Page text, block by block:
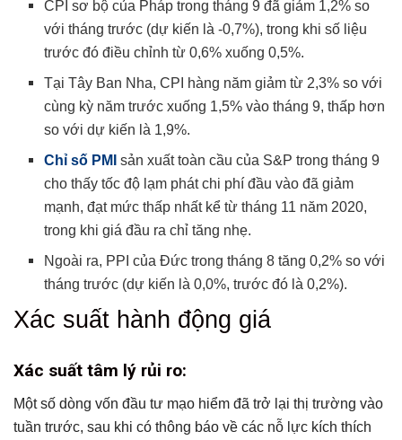
CPI sơ bộ của Pháp trong tháng 9 đã giảm 1,2% so
với tháng trước (dự kiến là -0,7%), trong khi số liệu
trước đó điều chỉnh từ 0,6% xuống 0,5%.
Tại Tây Ban Nha, CPI hàng năm giảm từ 2,3% so với
cùng kỳ năm trước xuống 1,5% vào tháng 9, thấp hơn
so với dự kiến là 1,9%.
Chỉ số PMI sản xuất toàn cầu của S&P trong tháng 9
cho thấy tốc độ lạm phát chi phí đầu vào đã giảm
mạnh, đạt mức thấp nhất kể từ tháng 11 năm 2020,
trong khi giá đầu ra chỉ tăng nhẹ.
Ngoài ra, PPI của Đức trong tháng 8 tăng 0,2% so với
tháng trước (dự kiến là 0,0%, trước đó là 0,2%).
Xác suất hành động giá
Xác suất tâm lý rủi ro:
Một số dòng vốn đầu tư mạo hiểm đã trở lại thị trường vào
tuần trước, sau khi có thông báo về các nỗ lực kích thích